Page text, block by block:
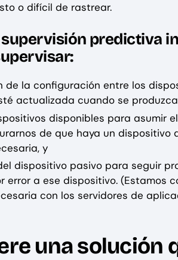
o difícil de rastrear.
predictiva
de la configuración entre los
actualizada cuando se
disponibles para asumir
de que haya un
y
dispositivo pasivo para seguir
error a ese dispositivo. (Estamos
con los servidores de
una solución